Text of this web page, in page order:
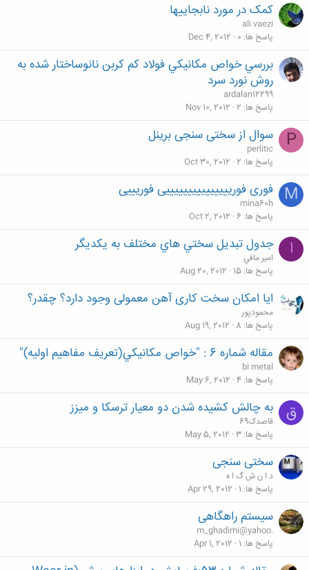
کمک در مورد نابجاییها
ali vaezi
پاسخ ها 0
Dec 4, 2012
بررسي خواص مكانيكي فولاد كم كربن نانوساختار شده به
روش نورد سرد
ardalan12299
پاسخ ها 2
Nov 10, 2012
P سوال از سختی سنجی برینل
perlitic
پاسخ ها 2
Oct 30, 2012
M فوری فوریییییییییییییییی فوریییی
mina60h
پاسخ ها 6
Oct 2, 2012
ا جدول تبديل سختي هاي مختلف به يكديگر
امير مافي
پاسخ ها 15
Aug 20, 2012
ایا امکان سخت کاری آهن معمولی وجود دارد؟ چقدر؟
محمودپور
پاسخ ها 8
Aug 19, 2012
مقاله شماره 6 : "خواص مكانيكي(تعريف مفاهيم اوليه)"
bi metal
پاسخ ها 4
May 6, 2012
ق به چالش کشیده شدن دو معیار ترسکا و میزز
قاصدک69
پاسخ ها 3
May 5, 2012
سختی سنجی
د ا ن ش گ ا ه
پاسخ ها 1
Apr 29, 2012
سیستم راهگاهی
m_ghadimi@yahoo.
پاسخ ها 1
Apr 1, 2012